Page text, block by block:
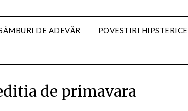
DE ADEVĂR POVESTIRI HIPSTERICE
de primavara